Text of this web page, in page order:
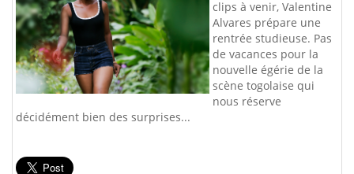
clips à venir, Valentine
Alvares prépare une
rentrée studieuse. Pas
de vacances pour la
nouvelle égérie de la
scène togolaise qui
nous réserve
décidément bien des surprises...